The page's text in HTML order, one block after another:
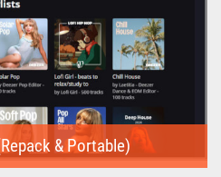
& Portable)